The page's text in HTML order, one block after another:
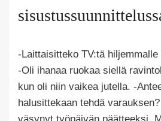
Puoliksi
Tehty
-Laittaisitteko TV:tä
-Oli ihanaa ruokaa siellä
kun oli niin vaikea jutella. -
halusittekaan tehdä